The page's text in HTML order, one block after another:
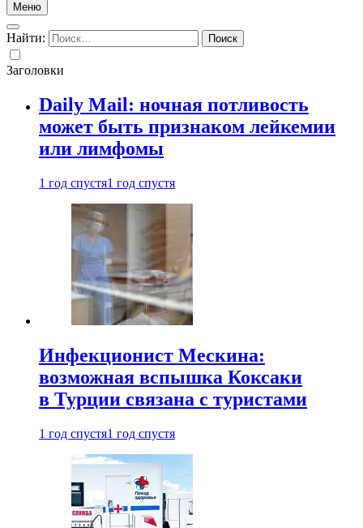
Меню
Найти:
Заголовки
Daily Mail: ночная потливость
может быть признаком лейкемии
или лимфомы
1 год спустя1 год спустя
Инфекционист Мескина:
возможная вспышка Коксаки
в Турции связана с туристами
1 год спустя1 год спустя